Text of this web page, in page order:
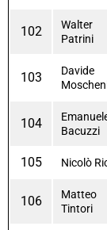
102
Walter
Patrini
103
Davide
104
Bacuzzi
105 Nicolò
106
Matteo
Tintori